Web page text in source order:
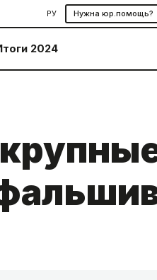
РУ Нужна юр.помощь?
2024